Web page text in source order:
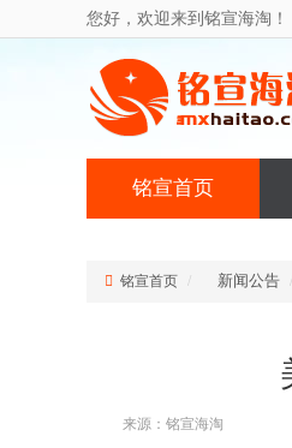
您好，欢迎来到铭宣海淘！
铭宣首页
铭宣首页 新闻公告
来源：铭宣海淘